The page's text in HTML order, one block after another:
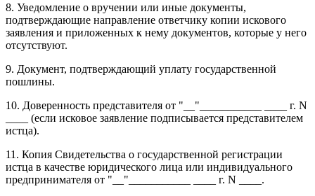
8. Уведомление о вручении или иные документы,
подтверждающие направление ответчику копии искового
заявления и приложенных к нему документов, которые у него
отсутствуют.
9. Документ, подтверждающий уплату государственной
пошлины.
10. Доверенность представителя от "__"___________ ____ г. N
____ (если исковое заявление подписывается представителем
истца).
11. Копия Свидетельства о государственной регистрации
истца в качестве юридического лица или индивидуального
предпринимателя от "__"___________ ____ г. N ____.